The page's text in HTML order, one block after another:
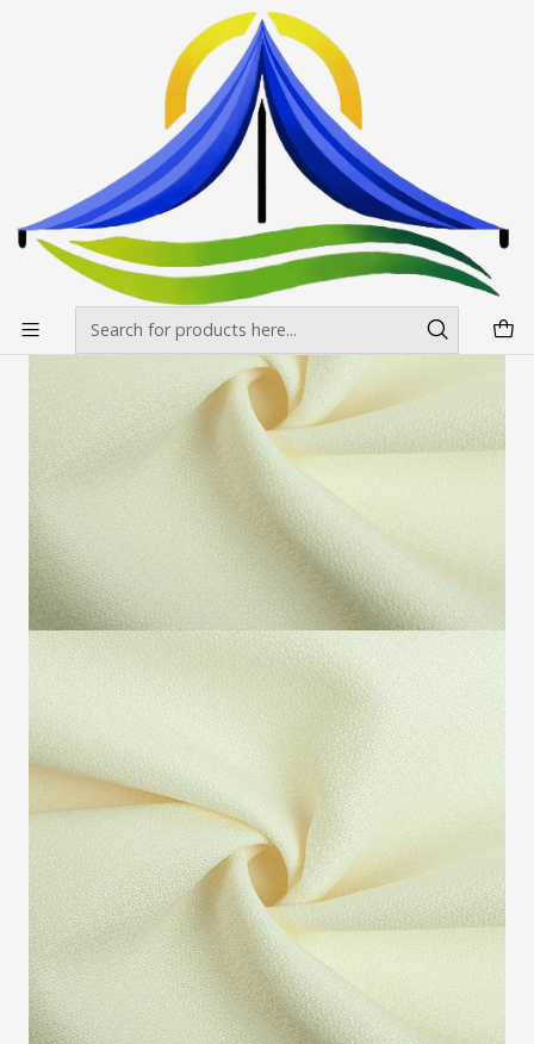
Envíos gratis desde $500.000 en Santiago
Mesas, manteles y sillas Manteles
Mantel Granite de 3 mt Ancho x Largo 3.5 m ( otros largos